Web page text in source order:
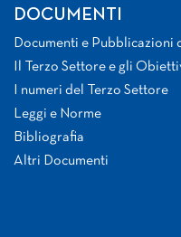
DOCUMENTI
Documenti e Pubblicazioni
Il Terzo Settore e gli
I numeri del Terzo Settore
Leggi e Norme
Bibliografia
Altri Documenti